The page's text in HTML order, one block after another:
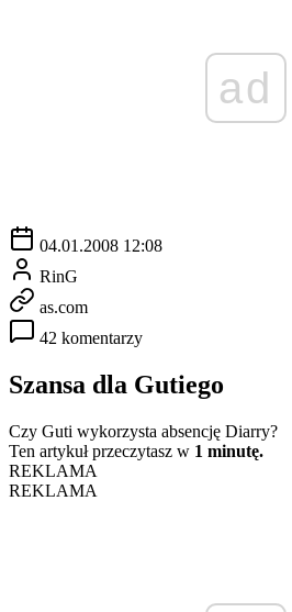
ad
04.01.2008 12:08
RinG
as.com
42 komentarzy
Szansa dla Gutiego
Czy Guti wykorzysta absencję Diarry?
Ten artykuł przeczytasz w 1 minutę.
REKLAMA
REKLAMA